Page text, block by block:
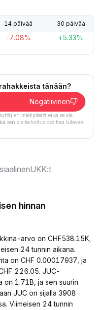
14 päivää 30 päivää
-7.08% +5.33%
tänään?
Negatiivinen
mielipiteitä eikä se ole
sen ole tarkoitus osoittaa tulevaa
UKK:t
hinnan
arvo on CHF538.15K,
24 tunnin aikana.
on CHF 0.00017937, ja
226.05. JUC-
1.71B, ja sen suurin
JUC on sijalla 3908
Viimeisen 24 tunnin